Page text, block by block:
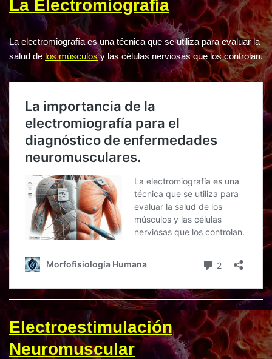
La Electromiografía
La electromiografía es una técnica que se utiliza para evaluar la
salud delos músculosy las células nerviosas que los controlan.
Electroestimulación
Neuromuscular